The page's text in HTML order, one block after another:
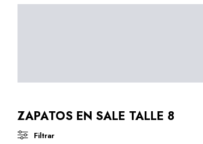
ZAPATOS EN SALE TALLE 8